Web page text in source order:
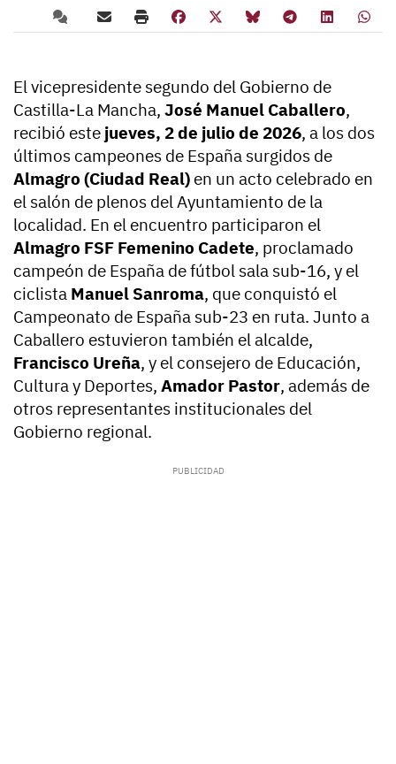
El vicepresidente segundo del Gobierno de
Castilla-La Mancha, José Manuel Caballero,
recibió este jueves, 2 de julio de 2026, a los dos
últimos campeones de España surgidos de
Almagro (Ciudad Real) en un acto celebrado en
el salón de plenos del Ayuntamiento de la
localidad. En el encuentro participaron el
Almagro FSF Femenino Cadete, proclamado
campeón de España de fútbol sala sub-16, y el
ciclista Manuel Sanroma, que conquistó el
Campeonato de España sub-23 en ruta. Junto a
Caballero estuvieron también el alcalde,
Francisco Ureña, y el consejero de Educación,
Cultura y Deportes, Amador Pastor, además de
otros representantes institucionales del
Gobierno regional.